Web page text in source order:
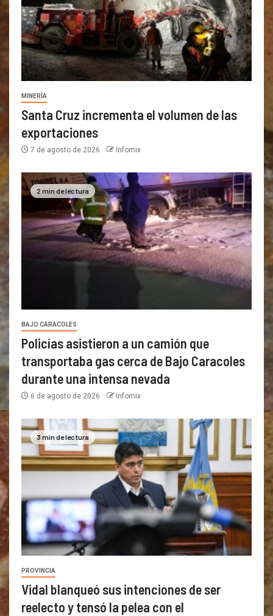
MINERÍA
Santa Cruz incrementa el volumen de las
exportaciones
7 de agosto de 2026 Infomix
2 min de lectura
BAJO CARACOLES
Policías asistieron a un camión que
transportaba gas cerca de Bajo Caracoles
durante una intensa nevada
6 de agosto de 2026 Infomix
3 min de lectura
PROVINCIA
Vidal blanqueó sus intenciones de ser
reelecto y tensó la pelea con el